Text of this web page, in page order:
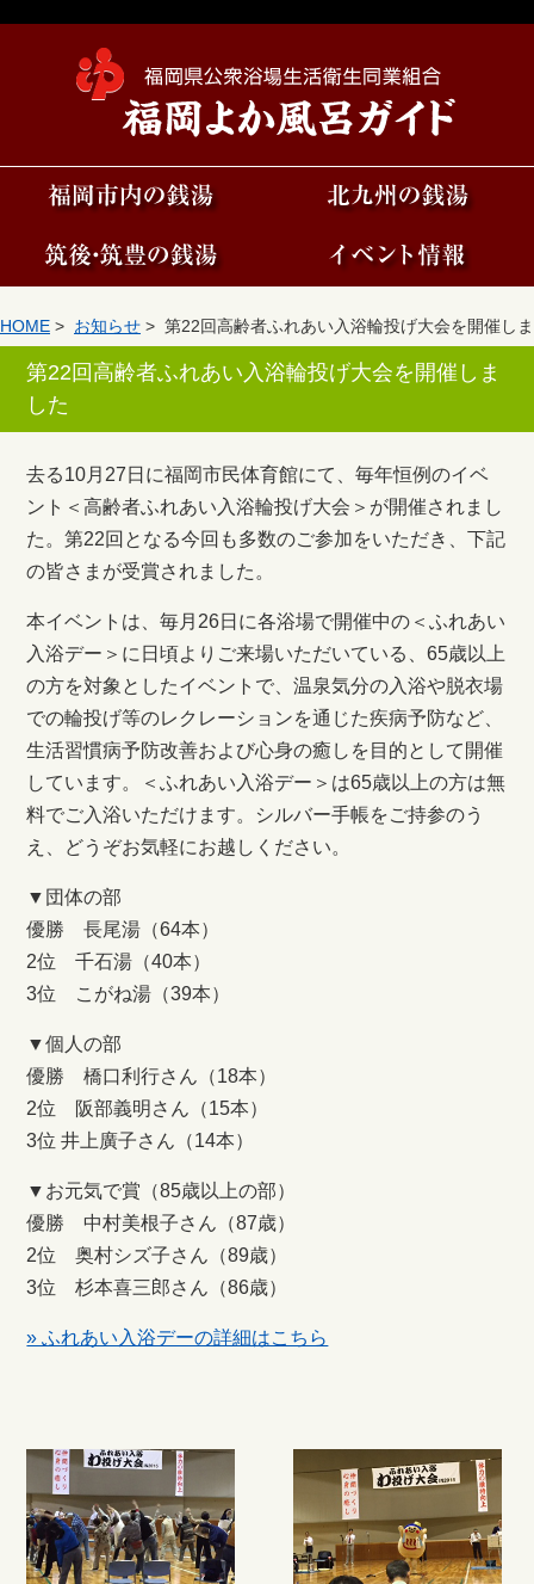
HOME > お知らせ > 第22回高齢者ふれあい入浴輪投げ大会を開催しま
した
第22回高齢者ふれあい入浴輪投げ大会を開催しま
した
去る10月27日に福岡市民体育館にて、毎年恒例のイベ
ント＜高齢者ふれあい入浴輪投げ大会＞が開催されまし
た。第22回となる今回も多数のご参加をいただき、下記
の皆さまが受賞されました。
本イベントは、毎月26日に各浴場で開催中の＜ふれあい
入浴デー＞に日頃よりご来場いただいている、65歳以上
の方を対象としたイベントで、温泉気分の入浴や脱衣場
での輪投げ等のレクレーションを通じた疾病予防など、
生活習慣病予防改善および心身の癒しを目的として開催
しています。＜ふれあい入浴デー＞は65歳以上の方は無
料でご入浴いただけます。シルバー手帳をご持参のう
え、どうぞお気軽にお越しください。
▼団体の部
優勝 長尾湯（64本）
2位 千石湯（40本）
3位 こがね湯（39本）
▼個人の部
優勝 橋口利行さん（18本）
2位 阪部義明さん（15本）
3位 井上廣子さん（14本）
▼お元気で賞（85歳以上の部）
優勝 中村美根子さん（87歳）
2位 奥村シズ子さん（89歳）
3位 杉本喜三郎さん（86歳）
» ふれあい入浴デーの詳細はこちら